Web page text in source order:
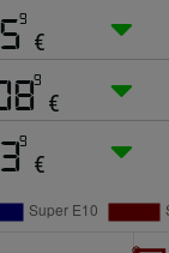
9
€
9
€
9
€